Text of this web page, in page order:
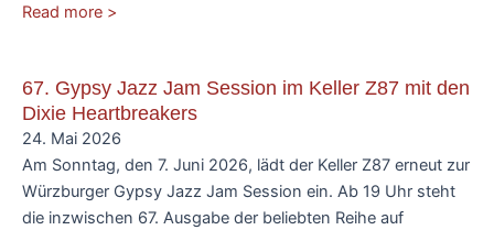
Read more >
67. Gypsy Jazz Jam Session im Keller Z87 mit den
Dixie Heartbreakers
24. Mai 2026
Am Sonntag, den 7. Juni 2026, lädt der Keller Z87 erneut zur
Würzburger Gypsy Jazz Jam Session ein. Ab 19 Uhr steht
die inzwischen 67. Ausgabe der beliebten Reihe auf